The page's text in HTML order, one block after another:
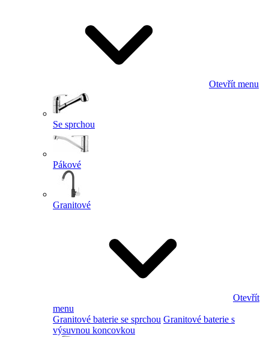
Otevřít menu
Se sprchou
Pákové
Granitové
Otevřít
menu
Granitové baterie se sprchou Granitové baterie s
výsuvnou koncovkou